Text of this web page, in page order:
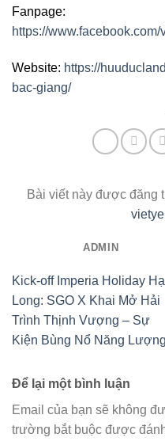
Fanpage:
https://
Website: https://
bac-giang/
Bài viết này được đăng
ADMIN
Kick-off Imperia Holiday Hạ
Long: SGO X Khai Mở Hải
Trình Thịnh Vượng – Sự
Kiện Bùng Nổ Năng Lượng
Để lại một bình luận
Email của bạn sẽ không
trường bắt buộc được